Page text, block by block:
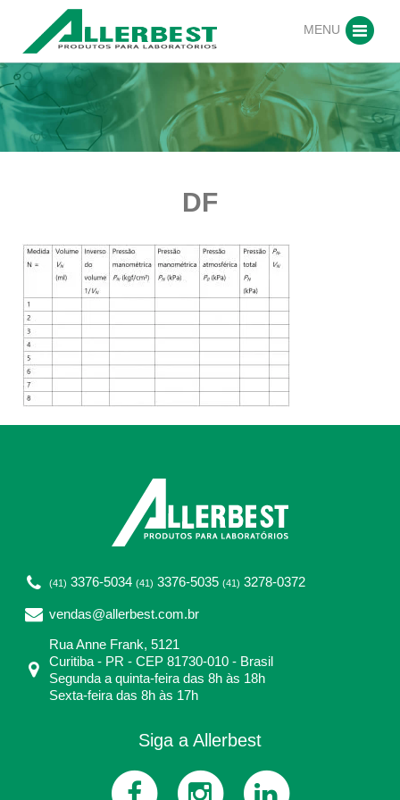
MENU
DF
(41) 3376-5034 (41) 3376-5035 (41) 3278-0372
vendas@allerbest.com.br
Rua Anne Frank, 5121
Curitiba - PR - CEP 81730-010 - Brasil
Segunda a quinta-feira das 8h às 18h
Sexta-feira das 8h às 17h
Siga a Allerbest